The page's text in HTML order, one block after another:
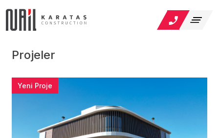
Projeler
Yeni Proje